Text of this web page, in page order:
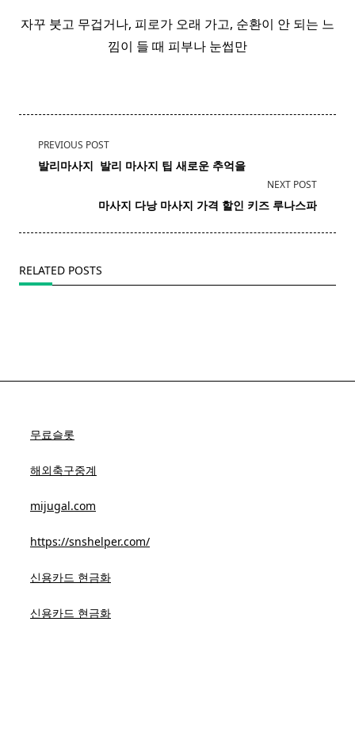
자꾸 붓고 무겁거나, 피로가 오래 가고, 순환이 안 되는 느
낌이 들 때 피부나 눈썹만
<span
class="nav-
text">Page</span>
PREVIOUS POST
발리마사지 ​ 발리 마사지 팁 새로운 추억을
NEXT POST
마사지 다낭 마사지 가격 할인 키즈 루나스파
RELATED POSTS
무료슬롯
해외축구중계
mijugal.com
https://snshelper.com/
신용카드 현금화
신용카드 현금화